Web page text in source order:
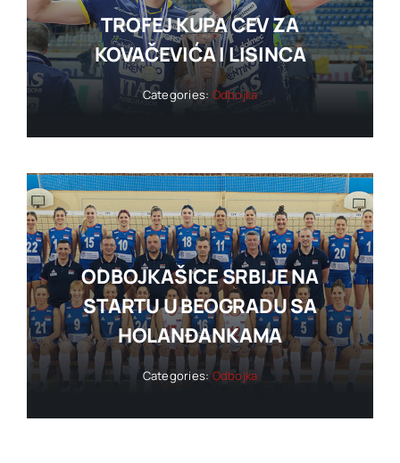
TROFEJ KUPA CEV ZA
KOVAČEVIĆA I LISINCA
Categories: Odbojka
ODBOJKAŠICE SRBIJE NA
STARTU U BEOGRADU SA
HOLANĐANKAMA
Categories: Odbojka